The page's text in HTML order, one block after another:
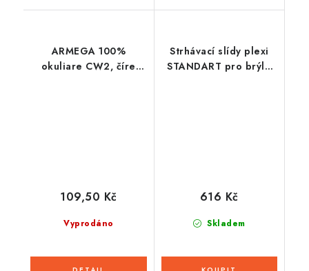
ARMEGA 100%
okuliare CW2, číre
Vyprodáno
109,50 Kč
Strhávací slídy plexi
STANDART pro brýle
Skladem
616 Kč